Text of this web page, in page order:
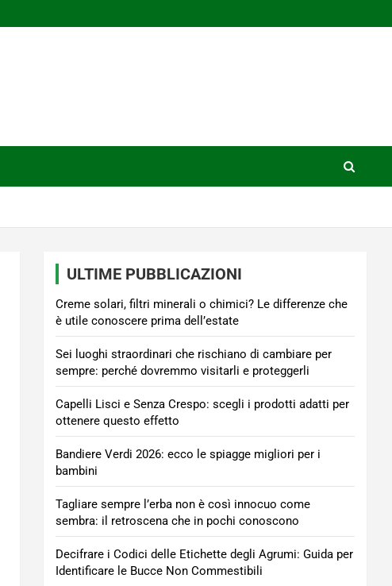
ULTIME PUBBLICAZIONI
Creme solari, filtri minerali o chimici? Le differenze che
è utile conoscere prima dell’estate
Sei luoghi straordinari che rischiano di cambiare per
sempre: perché dovremmo visitarli e proteggerli
Capelli Lisci e Senza Crespo: scegli i prodotti adatti per
ottenere questo effetto
Bandiere Verdi 2026: ecco le spiagge migliori per i
bambini
Tagliare sempre l’erba non è così innocuo come
sembra: il retroscena che in pochi conoscono
Decifrare i Codici delle Etichette degli Agrumi: Guida per
Identificare le Bucce Non Commestibili